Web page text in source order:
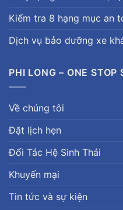
Kiểm tra 8 hạng mục an
Dịch vụ bảo dưỡng xe
PHI LONG – ONE STOP
Về chúng tôi
Đặt lịch hẹn
Đối Tác Hệ Sinh Thái
Khuyến mại
Tin tức và sự kiện